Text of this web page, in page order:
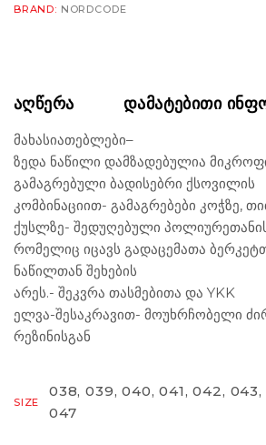
BRAND: NORDCODE
ᲐᲦᲬᲔᲠᲐ ᲓᲐᲛᲐᲢᲔᲑᲘᲗᲘ
მახასიათებლები–
ზედა ნაწილი დამზადებულია
გამაგრებული ბადისებრი ქსოვილის
კომბინაციით- გამაგრებები კოჭზე,
ქუსლზე- შედუღებული
რომელიც იცავს გადაცემათა
ნაწილთან შეხების
არეს.- შეკვრა თასმებითა და YKK
ელვა-შესაკრავით- მოუხრჩობელი
რეზინისგან
SIZE
038, 039, 040, 041, 042,
047